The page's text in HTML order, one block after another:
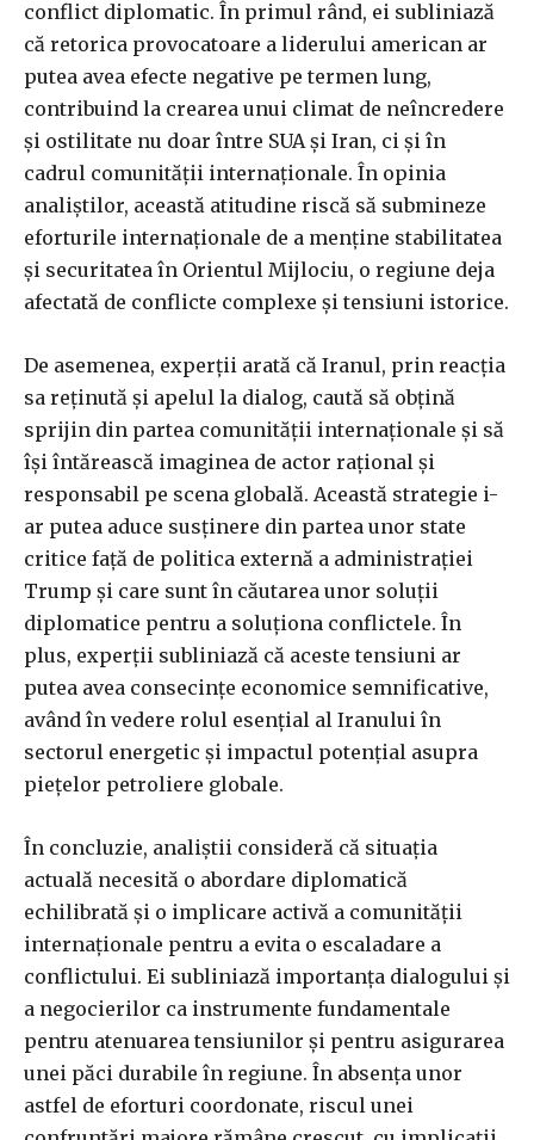
conflict diplomatic. În primul rând, ei subliniază
că retorica provocatoare a liderului american ar
putea avea efecte negative pe termen lung,
contribuind la crearea unui climat de neîncredere
și ostilitate nu doar între SUA și Iran, ci și în
cadrul comunității internaționale. În opinia
analiștilor, această atitudine riscă să submineze
eforturile internaționale de a menține stabilitatea
și securitatea în Orientul Mijlociu, o regiune deja
afectată de conflicte complexe și tensiuni istorice.
De asemenea, experții arată că Iranul, prin reacția
sa reținută și apelul la dialog, caută să obțină
sprijin din partea comunității internaționale și să
își întărească imaginea de actor rațional și
responsabil pe scena globală. Această strategie i-
ar putea aduce susținere din partea unor state
critice față de politica externă a administrației
Trump și care sunt în căutarea unor soluții
diplomatice pentru a soluționa conflictele. În
plus, experții subliniază că aceste tensiuni ar
putea avea consecințe economice semnificative,
având în vedere rolul esențial al Iranului în
sectorul energetic și impactul potențial asupra
piețelor petroliere globale.
În concluzie, analiștii consideră că situația
actuală necesită o abordare diplomatică
echilibrată și o implicare activă a comunității
internaționale pentru a evita o escaladare a
conflictului. Ei subliniază importanța dialogului și
a negocierilor ca instrumente fundamentale
pentru atenuarea tensiunilor și pentru asigurarea
unei păci durabile în regiune. În absența unor
astfel de eforturi coordonate, riscul unei